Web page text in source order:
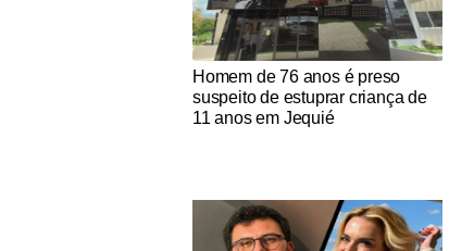
Notícias Católicas
Homem de 76 anos é preso
suspeito de estuprar criança de
11 anos em Jequié